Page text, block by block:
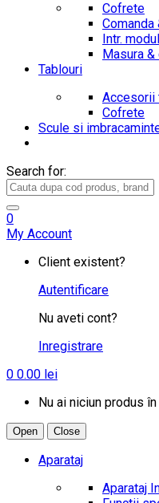
Cofrete
Comanda
Intr.
Masura
Tablouri
Accesorii
Cofrete
Scule si
Search for:
0
My Account
Client existent?
Autentificare
Nu aveti cont?
Inregistrare
0 0.00 lei
Nu ai niciun produs în
Open Close
Aparataj
Aparataj